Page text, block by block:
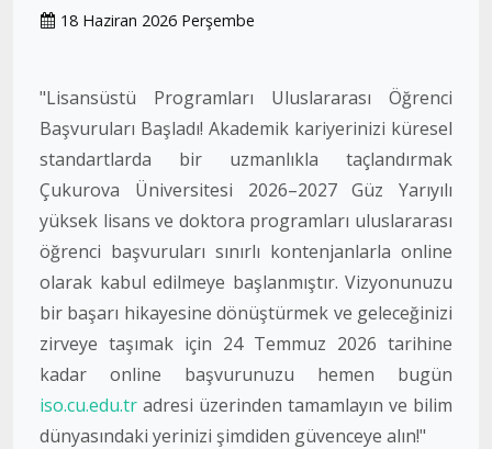
18 Haziran 2026 Perşembe
"Lisansüstü Programları Uluslararası Öğrenci
Başvuruları Başladı! Akademik kariyerinizi küresel
standartlarda bir uzmanlıkla taçlandırmak
Çukurova Üniversitesi 2026–2027 Güz Yarıyılı
yüksek lisans ve doktora programları uluslararası
öğrenci başvuruları sınırlı kontenjanlarla online
olarak kabul edilmeye başlanmıştır. Vizyonunuzu
bir başarı hikayesine dönüştürmek ve geleceğinizi
zirveye taşımak için 24 Temmuz 2026 tarihine
kadar online başvurunuzu hemen bugün
iso.cu.edu.tr adresi üzerinden tamamlayın ve bilim
dünyasındaki yerinizi şimdiden güvenceye alın!"